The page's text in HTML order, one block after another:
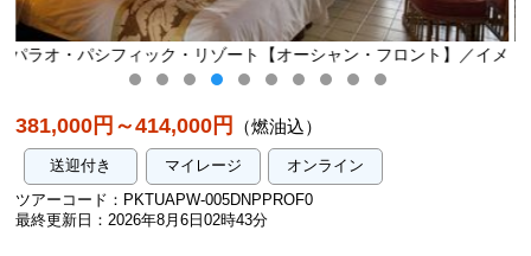
ン・フロント】／イメ パラオ パシフィック リゾート／ビーチ
381,000円～414,000円 （燃油込）
送迎付き マイレージ
オンライン
ツアーコード：PKTUAPW-005DNPPROF0
最終更新日：2026年8月6日02時43分